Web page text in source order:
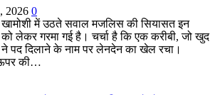
2026 0
में उठते सवाल मजलिस की सियासत इन
लेकर गरमा गई है। चर्चा है कि एक करीबी, जो खुद
पद दिलाने के नाम पर लेनदेन का खेल रचा।
ऊपर की…